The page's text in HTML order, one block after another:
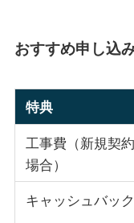
おすすめ申し込
特典
工事費（新規契
場合）
キャッシュバック